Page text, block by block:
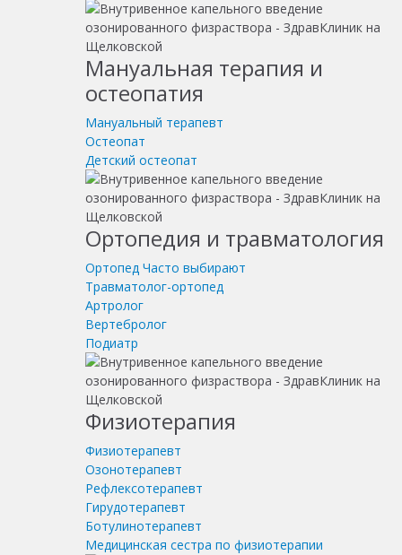
Мануальная терапия и
остеопатия
Мануальный терапевт
Остеопат
Детский остеопат
Ортопедия и травматология
Ортопед Часто выбирают
Травматолог-ортопед
Артролог
Вертебролог
Подиатр
Физиотерапия
Физиотерапевт
Озонотерапевт
Рефлексотерапевт
Гирудотерапевт
Ботулинотерапевт
Медицинская сестра по физиотерапии